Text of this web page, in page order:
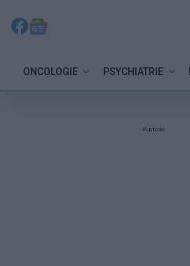
ONCOLOGIE PSYCHIATRIE
Publicité: